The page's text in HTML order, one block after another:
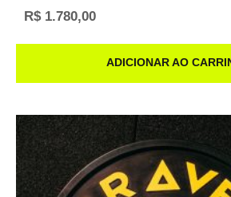
R$1.780,00
ADICIONAR AO